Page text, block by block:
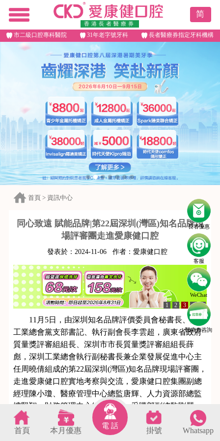
香港長者醫療券
简
市二級口腔專科醫院 31年老字號牙科 長者醫療券指定牙科機構
長者優惠
客服
WeChat
醫療劵咨詢
首頁 > 資訊中心
同心致遠 賦能品牌|第22屆深圳(灣區)知名品牌現
場評審團走進愛康健口腔
發表於： 2024-11-06 作者： 愛康健口腔
1 2 3 4 5
11月5日，由深圳知名品牌評價委員會秘書長、深圳
工業總會黨支部書記、執行副會長李雲超，廣東省政府
質量獎評審組組長、深圳市市長質量獎評審組組長薛
彪，深圳工業總會執行副秘書長兼企業發展促進中心主
任周曉倩組成的第22屆深圳(灣區)知名品牌現場評審團，
走進愛康健口腔實地考察與交流，愛康健口腔集團副總
經理陳小瓊、醫療管理中心總監唐輝、人力資源部總監
樓堅翔、財務管理中心總監裴紅、采購部副總監劉麗
娜、深圳愛康健口腔醫院
行政院長梁日新等管理層成員
熱情接待了評審團。
首頁 本月優惠
電 話
掛號 Whatsapp